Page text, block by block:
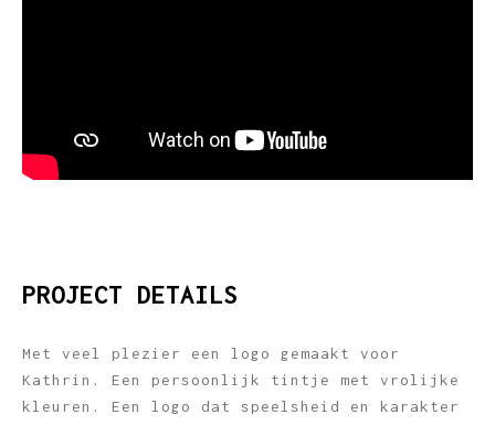
PROJECT DETAILS
Met veel plezier een logo gemaakt voor
Kathrin. Een persoonlijk tintje met vrolijke
kleuren. Een logo dat speelsheid en karakter